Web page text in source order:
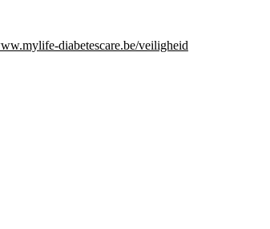
diabetescare.be/veiligheid